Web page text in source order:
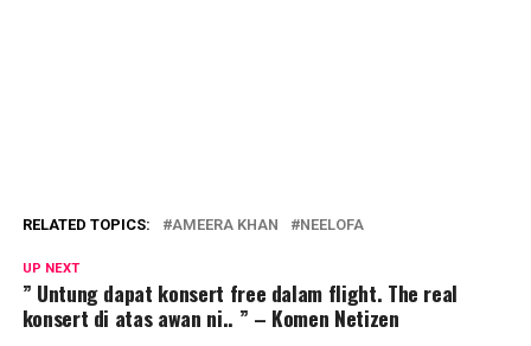
RELATED TOPICS: AMEERA KHAN NEELOFA
UP NEXT
” Untung dapat konsert free dalam flight. The real
konsert di atas awan ni.. ” – Komen Netizen